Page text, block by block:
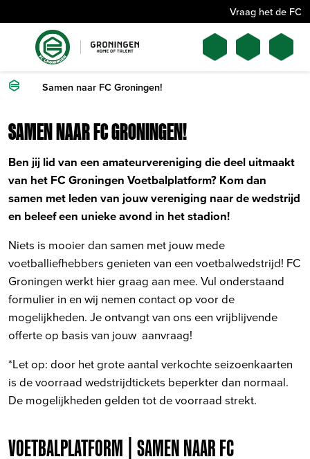
Vraag het de FC
Samen naar FC Groningen!
SAMEN NAAR FC GRONINGEN!
Ben jij lid van een amateurvereniging die deel uitmaakt
van het FC Groningen Voetbalplatform? Kom dan
samen met leden van jouw vereniging naar de wedstrijd
en beleef een unieke avond in het stadion!
Niets is mooier dan samen met jouw mede
voetballiefhebbers genieten van een voetbalwedstrijd! FC
Groningen werkt hier graag aan mee. Vul onderstaand
formulier in en wij nemen contact op voor de
mogelijkheden. Je ontvangt van ons een vrijblijvende
offerte op basis van jouw aanvraag!
*Let op: door het grote aantal verkochte seizoenkaarten
is de voorraad wedstrijdtickets beperkter dan normaal.
De mogelijkheden gelden tot de voorraad strekt.
VOETBALPLATFORM | SAMEN NAAR FC